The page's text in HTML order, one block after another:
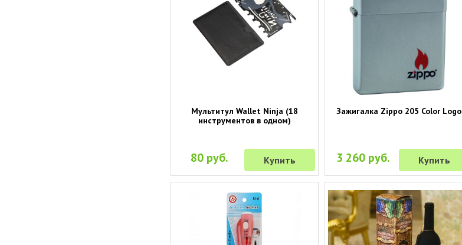
Мультитул Wallet Ninja (18
инструментов в одном)
80 руб. Купить
Зажигалка Zippo 205 Color Logo
3 260 руб. Купить